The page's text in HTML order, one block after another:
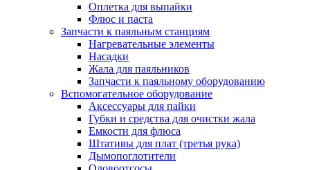
Оплетка для выпайки
Флюс и паста
Запчасти к паяльным станциям
Нагревательные элементы
Насадки
Жала для паяльников
Запчасти к паяльному оборудованию
Вспомогательное оборудование
Аксессуары для пайки
Губки и средства для очистки жала
Емкости для флюса
Штативы для плат (третья рука)
Дымопоглотители